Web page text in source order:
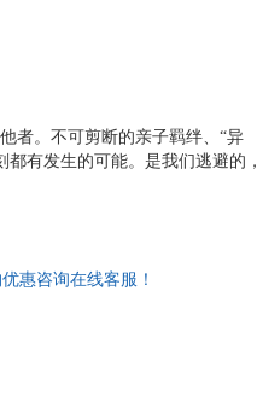
者。不可剪断的亲子羁绊、“异
有发生的可能。是我们逃避的，
我们都是生活的幸存者”。
惠咨询在线客服！